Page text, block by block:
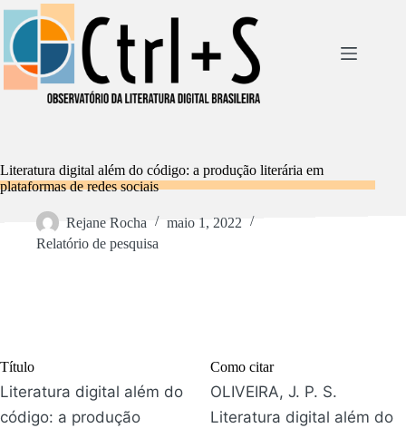
Pular
para
conteúdo
Literatura digital além do código: a produção literária em
plataformas de redes sociais
Rejane Rocha
maio 1, 2022
Relatório de pesquisa
Título
Literatura digital além do
código: a produção
Como citar
OLIVEIRA, J. P. S.
Literatura digital além do